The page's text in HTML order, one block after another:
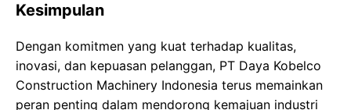
Kesimpulan
Dengan komitmen yang kuat terhadap kualitas,
inovasi, dan kepuasan pelanggan, PT Daya Kobelco
Construction Machinery Indonesia terus memainkan
peran penting dalam mendorong kemajuan industri